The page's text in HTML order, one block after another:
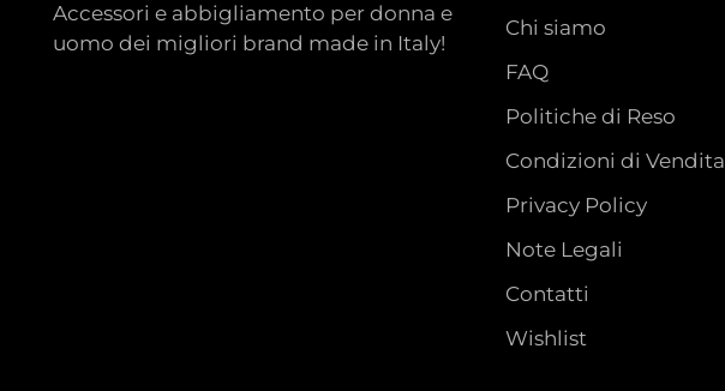
Accessori e abbigliamento per donna e
uomo dei migliori brand made in Italy!
Chi siamo
FAQ
Politiche di Reso
Condizioni di Vendita
Privacy Policy
Note Legali
Contatti
Wishlist